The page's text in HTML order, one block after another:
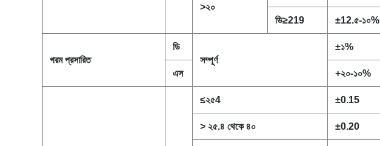
>২০
ডি≥219 ±12.৫-১০%
গরম প্রসারিত
ডি
সম্পূর্ণ
±১%
এস +২০-১০%
≤২৫4 ±0.15
> ২৫.৪ থেকে ৪০ ±0.20